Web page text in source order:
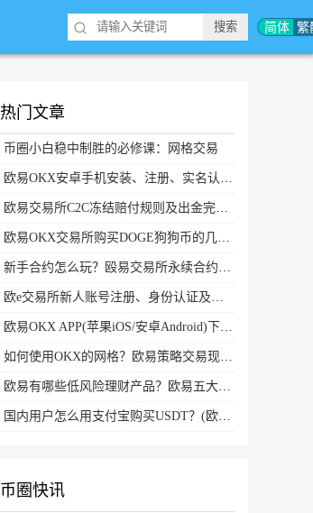
简体 繁
热门文章
币圈小白稳中制胜的必修课：网格交易
欧易OKX安卓手机安装、注册、实名认证、买币转账新手实操教程
欧易交易所C2C冻结赔付规则及出金完整流程
欧易OKX交易所购买DOGE狗狗币的几个方式汇总
新手合约怎么玩？殴易交易所永续合约操作步骤教程(APP/Web端)
欧e交易所新人账号注册、身份认证及安全设置教程
欧易OKX APP(苹果iOS/安卓Android)下载图文教程
如何使用OKX的网格？欧易策略交易现货网格新手操作流程
欧易有哪些低风险理财产品？欧易五大低风险理财产品详细介绍
国内用户怎么用支付宝购买USDT？(欧易交易所为例)
币圈快讯